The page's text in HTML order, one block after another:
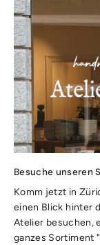
Besuche unseren
Komm jetzt in
einen Blick hinter
Atelier besuchen,
ganzes Sortiment